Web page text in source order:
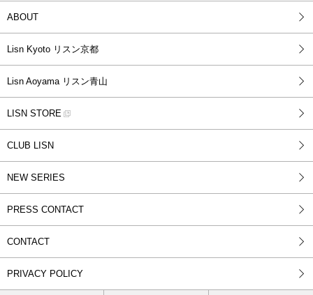
ABOUT
Lisn Kyoto リスン京都
Lisn Aoyama リスン青山
LISN STORE
CLUB LISN
NEW SERIES
PRESS CONTACT
CONTACT
PRIVACY POLICY